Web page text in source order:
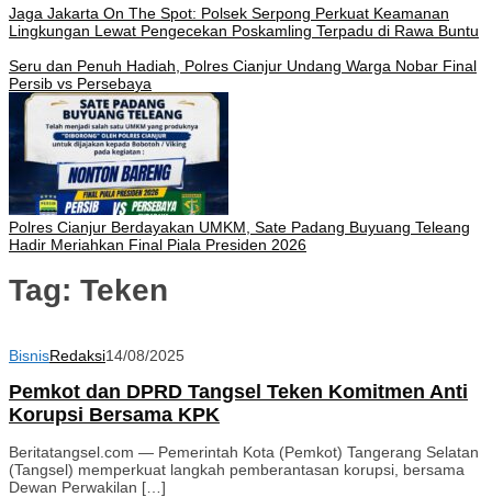
Jaga Jakarta On The Spot: Polsek Serpong Perkuat Keamanan
Lingkungan Lewat Pengecekan Poskamling Terpadu di Rawa Buntu
Seru dan Penuh Hadiah, Polres Cianjur Undang Warga Nobar Final
Persib vs Persebaya
Polres Cianjur Berdayakan UMKM, Sate Padang Buyuang Teleang
Hadir Meriahkan Final Piala Presiden 2026
Tag: Teken
BisnisRedaksi14/08/2025
Pemkot dan DPRD Tangsel Teken Komitmen Anti
Korupsi Bersama KPK
Beritatangsel.com — Pemerintah Kota (Pemkot) Tangerang Selatan
(Tangsel) memperkuat langkah pemberantasan korupsi, bersama
Dewan Perwakilan […]